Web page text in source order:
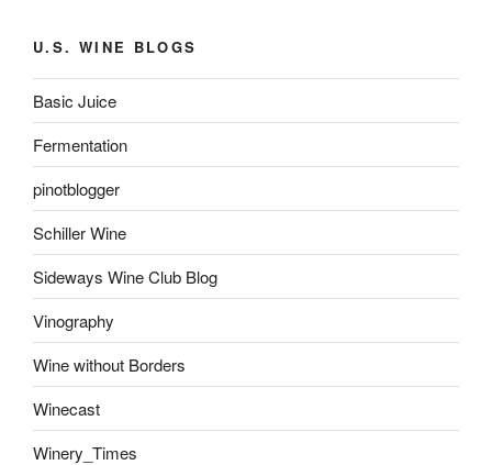
U.S. WINE BLOGS
Basic Juice
Fermentation
pinotblogger
Schiller Wine
Sideways Wine Club Blog
Vinography
Wine without Borders
Winecast
Winery_Times